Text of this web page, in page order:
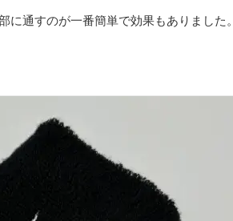
に通すのが一番簡単で効果もありました。